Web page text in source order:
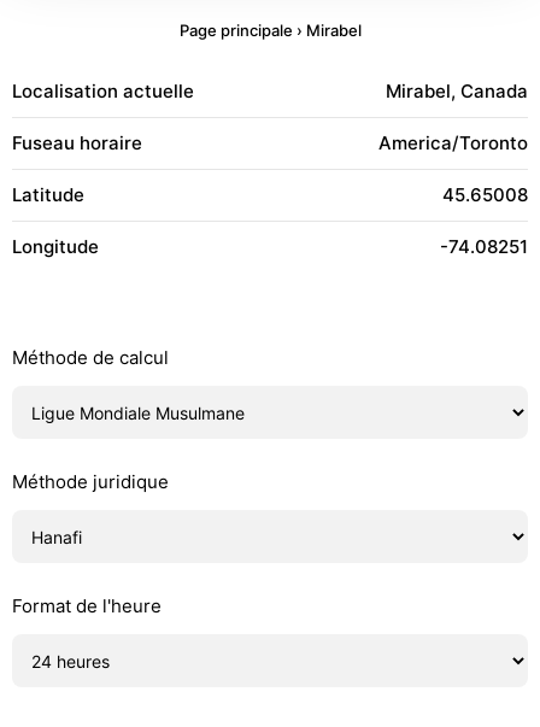
Page principale › Mirabel
Localisation actuelle Mirabel, Canada
Fuseau horaire America/Toronto
Latitude 45.65008
Longitude -74.08251
Méthode de calcul
Méthode juridique
Format de l'heure